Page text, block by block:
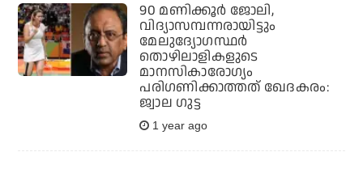
90 മണിക്കൂർ ജോലി,
വിദ്യാസമ്പന്നരായിട്ടും
മേലുദ്യോഗസ്ഥർ
തൊഴിലാളികളുടെ
മാനസികാരോഗ്യം
പരിഗണിക്കാത്തത് ഖേദകരം:
ജ്വാല ഗുട്ട
1 year ago